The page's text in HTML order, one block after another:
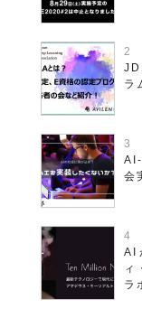
ラ
会
AI
ィ
ラ